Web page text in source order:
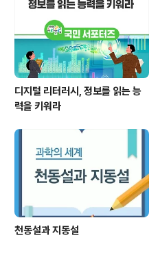
디지털 리터러시, 정보를 읽는 능
력을 키워라
천동설과 지동설